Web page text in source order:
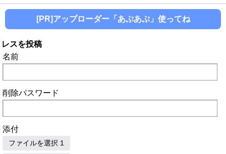
[PR]アップローダー「あぷあぷ」使ってね
レスを投稿
名前
削除パスワード
添付
ファイルを選択 1